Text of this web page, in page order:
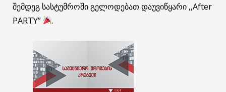
შემდეგ სასტუმროში გელოდებათ დაუვიწყარი ,,After
PARTY”
.